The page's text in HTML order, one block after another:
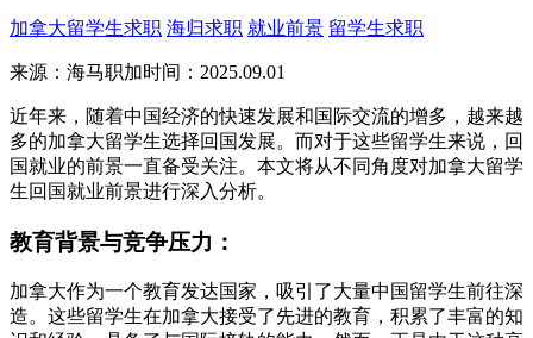
加拿大留学生求职 海归求职 就业前景 留学生求职
来源：海马职加时间：2025.09.01
近年来，随着中国经济的快速发展和国际交流的增多，越来越
多的加拿大留学生选择回国发展。而对于这些留学生来说，回
国就业的前景一直备受关注。本文将从不同角度对加拿大留学
生回国就业前景进行深入分析。
教育背景与竞争压力：
加拿大作为一个教育发达国家，吸引了大量中国留学生前往深
造。这些留学生在加拿大接受了先进的教育，积累了丰富的知